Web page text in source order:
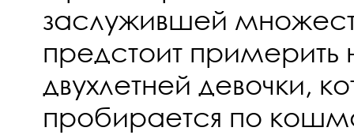
заслужившей
предстоит примерить
двухлетней девочки,
пробирается по